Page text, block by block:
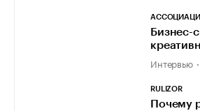
Бизнес-
Интервью
RULIZOR
Почему